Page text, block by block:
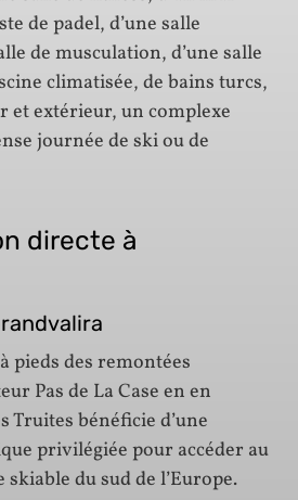
de padel, d’une salle
de musculation, d’une salle
climatisée, de bains turcs,
et extérieur, un complexe
journée de ski ou de
directe à
pieds des remontées
Pas de La Case en en
Truites bénéficie d’une
privilégiée pour accéder au
du sud de l’Europe.